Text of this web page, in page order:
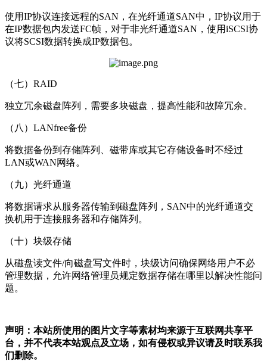
使用IP协议连接远程的SAN，在光纤通道SAN中，IP协议用于
在IP数据包内发送FC帧，对于非光纤通道SAN，使用iSCSI协
议将SCSI数据转换成IP数据包。
（七）RAID
独立冗余磁盘阵列，需要多块磁盘，提高性能和故障冗余。
（八）LANfree备份
将数据备份到存储阵列、磁带库或其它存储设备时不经过
LAN或WAN网络。
（九）光纤通道
将数据请求从服务器传输到磁盘阵列，SAN中的光纤通道交
换机用于连接服务器和存储阵列。
（十）块级存储
从磁盘读文件/向磁盘写文件时，块级访问确保网络用户不必
管理数据，允许网络管理员规定数据存储在哪里以解决性能问
题。
声明：本站所使用的图片文字等素材均来源于互联网共享平
台，并不代表本站观点及立场，如有侵权或异议请及时联系我
们删除。